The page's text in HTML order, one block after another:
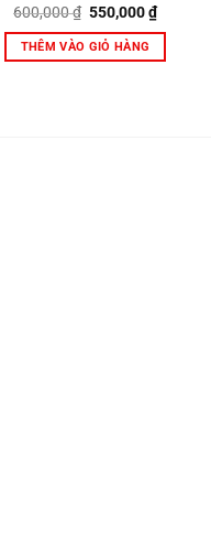
600,000₫ Giá
là:
600,000 ₫.
550,000₫Giá
hiện
tại
THÊM VÀO GIỎ HÀNG